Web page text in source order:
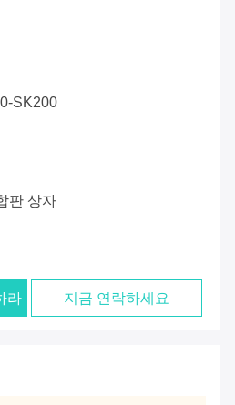
SK200
판 상자
라 지금 연락하세요